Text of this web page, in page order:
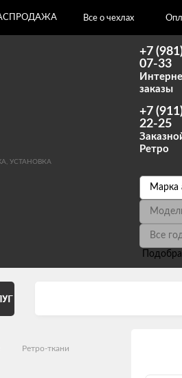
Все о чехлах
УСТАНОВКА
+7
07-33
заказы
+7
22-25
Ретро
Ретро-ткани